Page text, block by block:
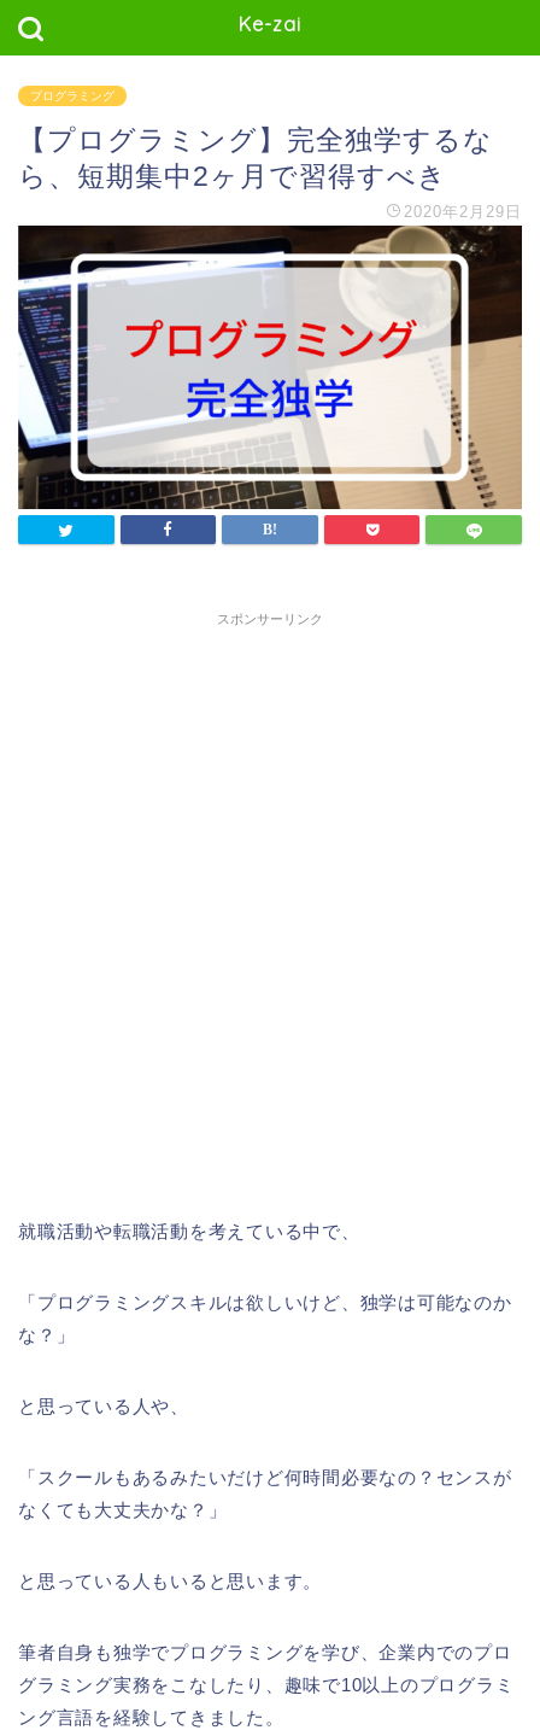
Ke-zai
プログラミング
【プログラミング】完全独学するな
ら、短期集中2ヶ月で習得すべき
2020年2月29日
スポンサーリンク
就職活動や転職活動を考えている中で、
「プログラミングスキルは欲しいけど、独学は可能なのか
な？」
と思っている人や、
「スクールもあるみたいだけど何時間必要なの？センスが
なくても大丈夫かな？」
と思っている人もいると思います。
筆者自身も独学でプログラミングを学び、企業内でのプロ
グラミング実務をこなしたり、趣味で10以上のプログラミ
ング言語を経験してきました。